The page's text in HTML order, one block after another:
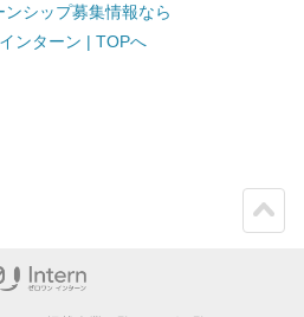
シップ募集情報なら
ンターン | TOPへ